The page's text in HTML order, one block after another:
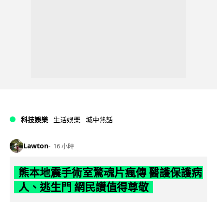
科技娛樂 生活娛樂 城中熱話
Lawton 16 小時
熊本地震手術室驚魂片瘋傳 醫護保護病
人、逃生門 網民讚值得尊敬